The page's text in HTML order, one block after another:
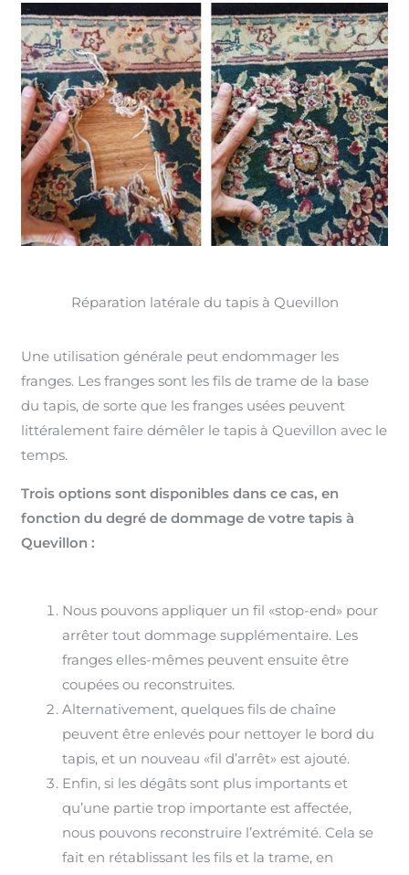
Réparation latérale du tapis à Quevillon
Une utilisation générale peut endommager les
franges. Les franges sont les fils de trame de la base
du tapis, de sorte que les franges usées peuvent
littéralement faire démêler le tapis à Quevillon avec le
temps.
Trois options sont disponibles dans ce cas, en
fonction du degré de dommage de votre tapis à
Quevillon :
Nous pouvons appliquer un fil «stop-end» pour
arrêter tout dommage supplémentaire. Les
franges elles-mêmes peuvent ensuite être
coupées ou reconstruites.
Alternativement, quelques fils de chaîne
peuvent être enlevés pour nettoyer le bord du
tapis, et un nouveau «fil d’arrêt» est ajouté.
Enfin, si les dégâts sont plus importants et
qu’une partie trop importante est affectée,
nous pouvons reconstruire l’extrémité. Cela se
fait en rétablissant les fils et la trame, en